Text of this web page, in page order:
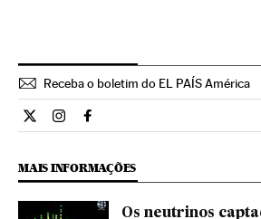
Receba o boletim do EL PAÍS América
Ciencia El País Brasil en Twitter
Ciencia El País Brasil en
Ciencia El País Brasil en
MAIS INFORMAÇÕES
Os neutrinos